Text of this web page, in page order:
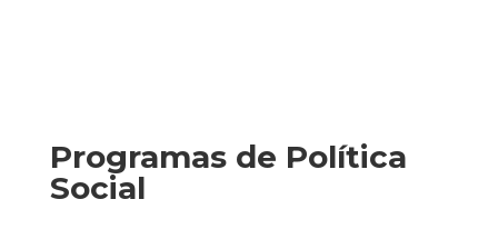
Programas de Política
Social